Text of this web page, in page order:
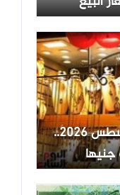
سعر الذهب اليوم السبت 8 أغسطس 2026..